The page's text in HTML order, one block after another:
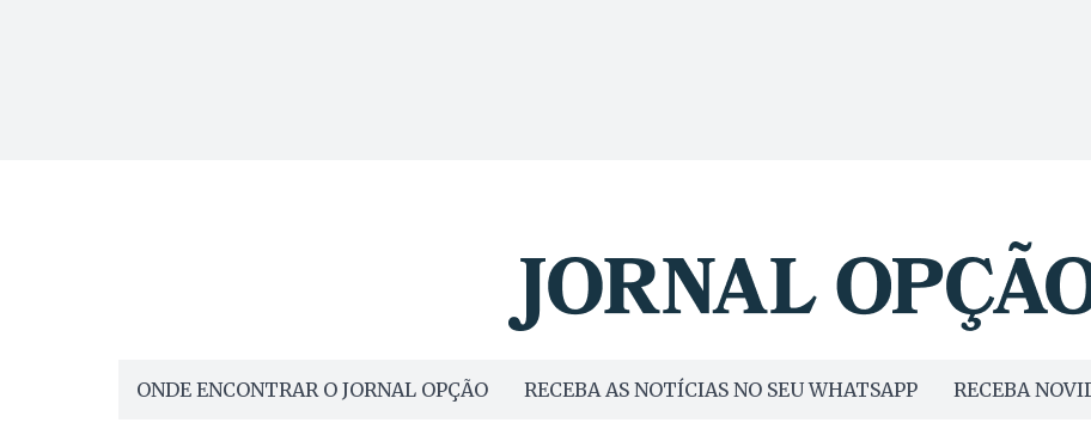
ONDE ENCONTRAR O JORNAL OPÇÃO RECEBA AS NOTÍCIAS NO SEU WHATSAPP RECEBA